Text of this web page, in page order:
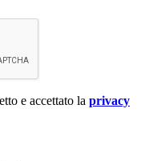
e accettato la privacy